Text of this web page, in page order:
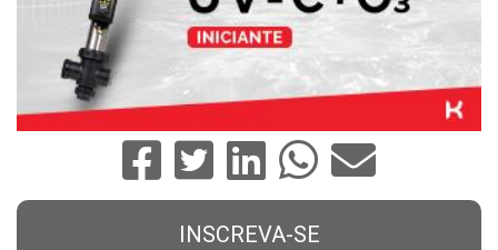
INSCREVA-SE